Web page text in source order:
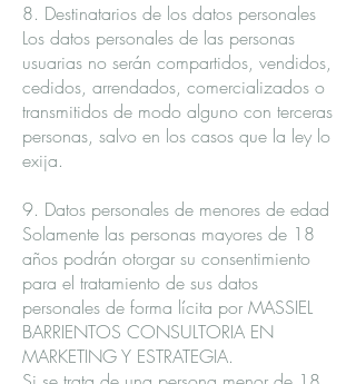
8. Destinatarios de los datos personales
Los datos personales de las personas
usuarias no serán compartidos, vendidos,
cedidos, arrendados, comercializados o
transmitidos de modo alguno con terceras
personas, salvo en los casos que la ley lo
exija.
9. Datos personales de menores de edad
Solamente las personas mayores de 18
años podrán otorgar su consentimiento
para el tratamiento de sus datos
personales de forma lícita por MASSIEL
BARRIENTOS CONSULTORIA EN
MARKETING Y ESTRATEGIA.